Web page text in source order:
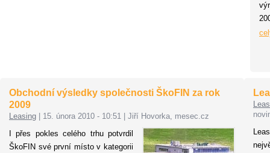
Obchodní výsledky společnosti ŠkoFIN za rok
2009
Leasing 15. února 2010 - 10:51
Jiří Hovorka, mesec.cz
I přes pokles celého trhu potvrdil
ŠkoFIN své první místo v kategorii